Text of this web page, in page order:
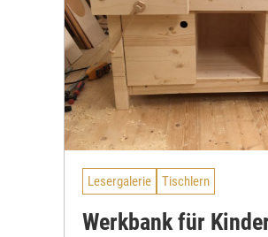
Lesergalerie Tischlern
Werkbank für